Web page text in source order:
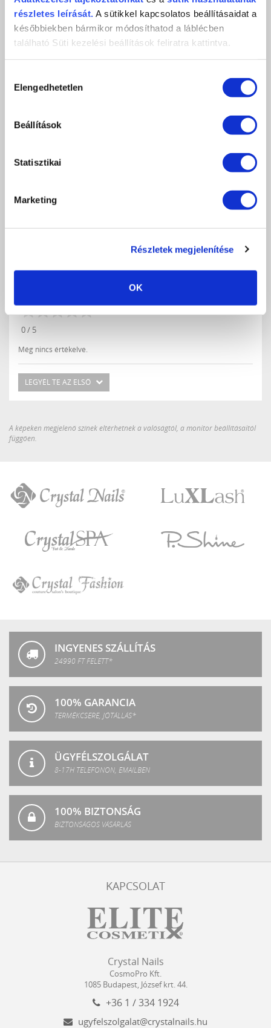
részletes leírását. A sütikkel kapcsolatos beállításaidat a
későbbiekben bármikor módosíthatod a láblécben
található Süti kezelési beállítások feliratra kattintva.
kiválasztása
Elengedhetetlen
Beállítások
Statisztikai
Marketing
Részletek megjelenítése
OK
XTREME RESZELŐ 150/150 (KÉK)
KOSÁRBA
0 / 5
Még nincs értékelve.
LEGYÉL TE AZ ELSŐ
A képeken megjelenő színek eltérhetnek a valóságtól, a monitor beállításaitól
függően.
SPA
INGYENES SZÁLLÍTÁS
24990 FT FELETT*
100% GARANCIA
TERMÉKCSERE, JÓTÁLLÁS*
ÜGYFÉLSZOLGÁLAT
8-17H TELEFONON, EMAILBEN
100% BIZTONSÁG
BIZTONSÁGOS VÁSÁRLÁS
KAPCSOLAT
Nails
Kft.
Crystal Nails
CosmoPro Kft.
1085 Budapest, József krt. 44.
+36 1 / 334 1924
ugyfelszolgalat@crystalnails.hu